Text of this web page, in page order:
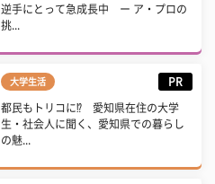
逆手にとって急成長中 ー ア・プロの
挑...
大学生活 PR
都民もトリコに⁉ 愛知県在住の大学
生・社会人に聞く、愛知県での暮らし
の魅...